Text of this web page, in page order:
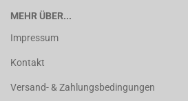
MEHR ÜBER...
Impressum
Kontakt
Versand- & Zahlungsbedingungen